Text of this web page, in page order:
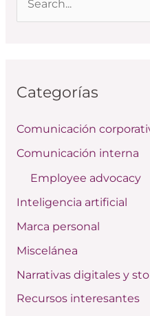
a
p
o
:
Categorías
Comunicación
Comunicación interna
Employee advocacy
Inteligencia artificial
Marca personal
Miscelánea
Narrativas digitales y
Recursos interesantes